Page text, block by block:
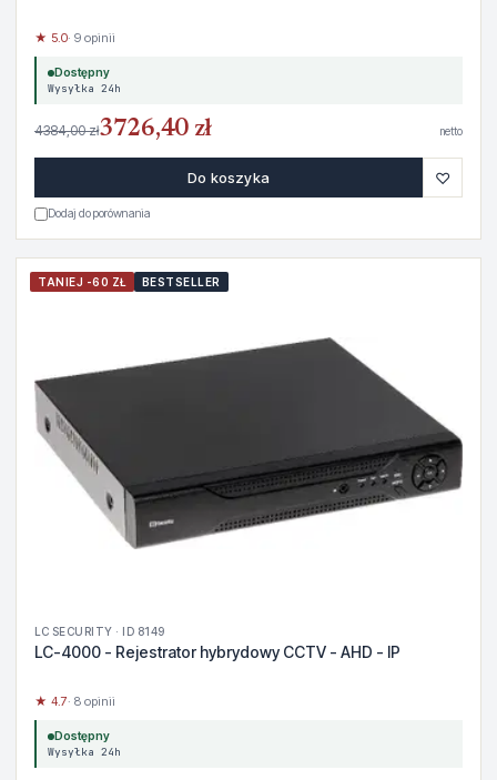
★ 5.0· 9 opinii
Dostępny
Wysyłka 24h
4384,00 zł3726,40 zł netto
Do koszyka ♡
Dodaj do porównania
TANIEJ -60 ZŁ BESTSELLER
LC SECURITY · ID 8149
LC-4000 - Rejestrator hybrydowy CCTV - AHD - IP
★ 4.7· 8 opinii
Dostępny
Wysyłka 24h